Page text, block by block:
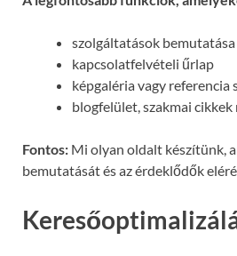
szolgáltatások
kapcsolatfelvételi űrlap
képgaléria vagy referencia
blogfelület, szakmai cikkek
Fontos: Mi olyan oldalt készítünk,
bemutatását és az érdeklődők